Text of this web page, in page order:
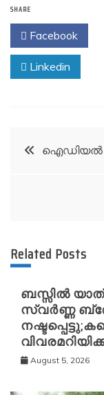
SHARE
Facebook
Linkedin
Postഐഡിയൽ
Related Posts
ബസ്സിൽ
സ്വർണ്ണ
August 5, 2026